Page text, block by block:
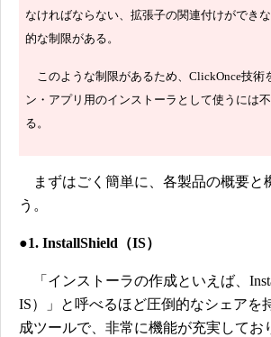
なければならない、拡張子の関連付けができ
的な制限がある。
このような制限があるため、ClickOnce技術
ン・アプリ用のインストーラとして使うには
る。
まずはごく簡単に、各製品の概要と
う。
●1. InstallShield（IS）
「インストーラの作成といえば、
IS）」と呼べるほど圧倒的なシェアを
成ツールで、非常に機能が充実してお